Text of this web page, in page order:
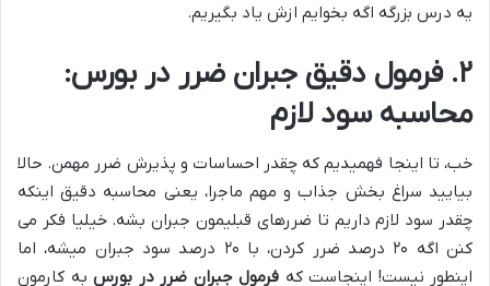
یه درس بزرگه اگه بخوایم ازش یاد بگیریم.
۲. فرمول دقیق جبران ضرر در بورس:
محاسبه سود لازم
خب، تا اینجا فهمیدیم که چقدر احساسات و پذیرش ضرر مهمن. حالا
بیایید سراغ بخش جذاب و مهم ماجرا، یعنی محاسبه دقیق اینکه
چقدر سود لازم داریم تا ضررهای قبلیمون جبران بشه. خیلیا فکر می
کنن اگه ۲۰ درصد ضرر کردن، با ۲۰ درصد سود جبران میشه، اما
اینطور نیست! اینجاست که فرمول جبران ضرر در بورس به کارمون